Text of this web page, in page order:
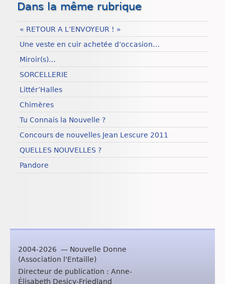
Dans la même rubrique
« RETOUR A L’ENVOYEUR ! »
Une veste en cuir achetée d’occasion…
Miroir(s)…
SORCELLERIE
Littér’Halles
Chimères
Tu Connais la Nouvelle ?
Concours de nouvelles Jean Lescure 2011
QUELLES NOUVELLES ?
Pandore
2004-2026 — Nouvelle Donne
(Association l'Entaille)
Directeur de publication : Anne-
Élisabeth Desicy-Friedland